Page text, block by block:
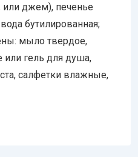
джем), печенье
бутилированная;
мыло твердое,
гель для душа,
салфетки влажные,